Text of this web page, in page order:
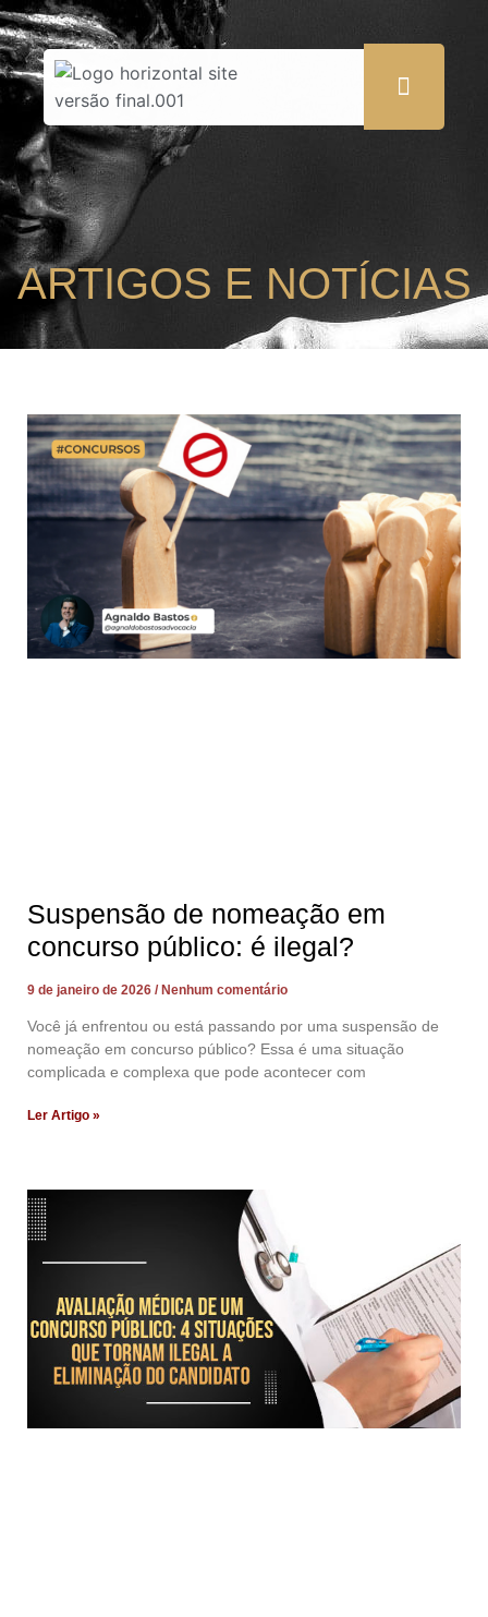
ARTIGOS E NOTÍCIAS
Suspensão de nomeação em
concurso público: é ilegal?
9 de janeiro de 2026 Nenhum comentário
Você já enfrentou ou está passando por uma suspensão de
nomeação em concurso público? Essa é uma situação
complicada e complexa que pode acontecer com
Ler Artigo »